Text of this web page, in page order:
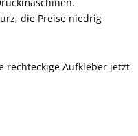
die Preise niedrig
rechteckige Aufkleber jetzt